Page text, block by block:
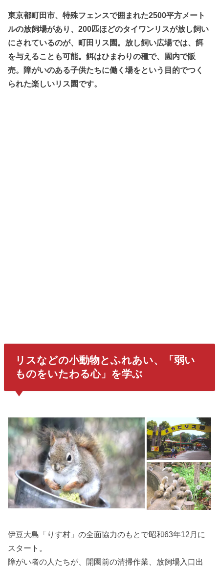
東京都町田市、特殊フェンスで囲まれた2500平方メート
ルの放飼場があり、200匹ほどのタイワンリスが放し飼い
にされているのが、町田リス園。放し飼い広場では、餌
を与えることも可能。餌はひまわりの種で、園内で販
売。障がいのある子供たちに働く場をという目的でつく
られた楽しいリス園です。
リスなどの小動物とふれあい、「弱い
ものをいたわる心」を学ぶ
伊豆大島「りす村」の全面協力のもとで昭和63年12月に
スタート。
障がい者の人たちが、開園前の清掃作業、放飼場入口出